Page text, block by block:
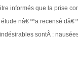
informés que la prise
nâ€™a recensé
sontÂ :